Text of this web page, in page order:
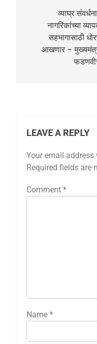
व्याघ्र
नागरिकांच्या
सहभागासाठी
आखणार –
LEAVE A REPLY
Your email
Required fields are
Comment *
Name *